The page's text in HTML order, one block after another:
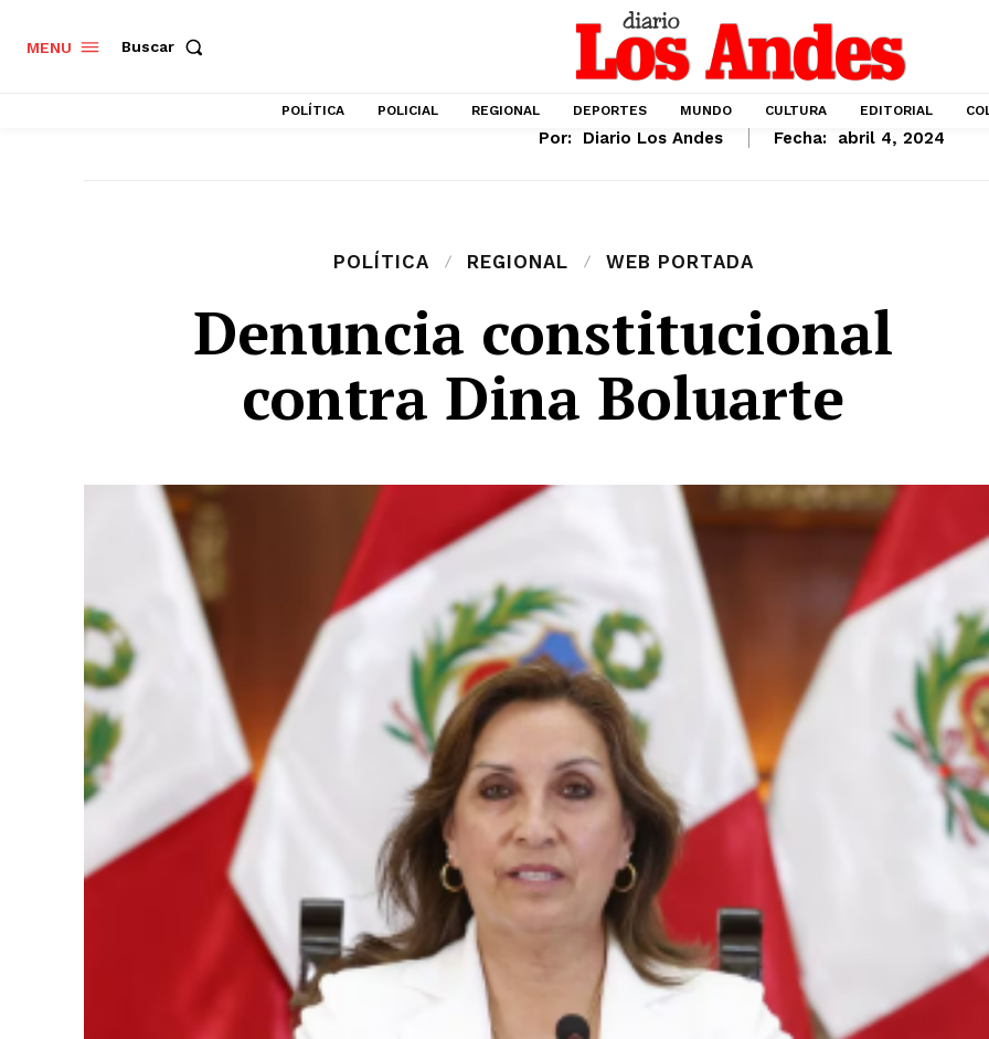
MENU Buscar
POLÍTICA POLICIAL REGIONAL DEPORTES MUNDO CULTURA EDITORIAL
Por: Diario Los Andes Fecha: abril 4, 2024
POLÍTICA REGIONAL WEB PORTADA
Denuncia constitucional
contra Dina Boluarte